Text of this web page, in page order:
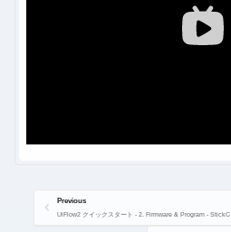
Previous
UiFlow2 クイックスタート - 2. Firmware & Program - StickC